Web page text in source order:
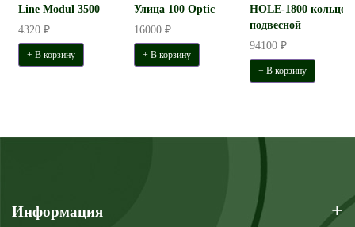
Line Modul 3500
4320 ₽
+ В корзину
Улица 100 Optic
16000 ₽
+ В корзину
HOLE-1800 кольцо
подвесной
94100 ₽
+ В корзину
Информация +